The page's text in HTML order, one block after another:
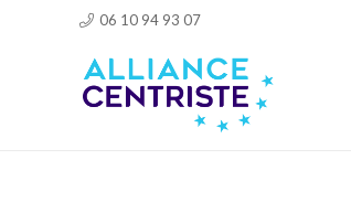
06 10 94 93 07